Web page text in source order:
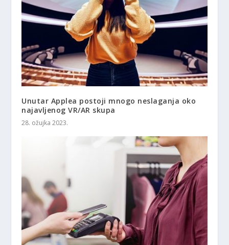
Unutar Applea postoji mnogo neslaganja oko
najavljenog VR/AR skupa
28. ožujka 2023.